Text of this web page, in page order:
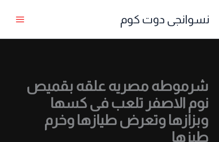
نسوانجى دوت كوم
شرموطه مصريه علقه بقميص
نوم الاصفر تلعب فى كسها
وبزازها وتعرض طيازها وخرم
طيزها